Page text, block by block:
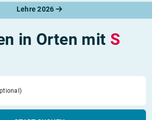
Lehre 2026
in Orten mit S